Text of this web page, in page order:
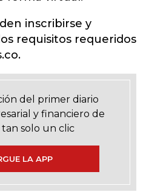
inscribirse y
requisitos requeridos
del primer diario
y financiero de
tan solo un clic
LA APP